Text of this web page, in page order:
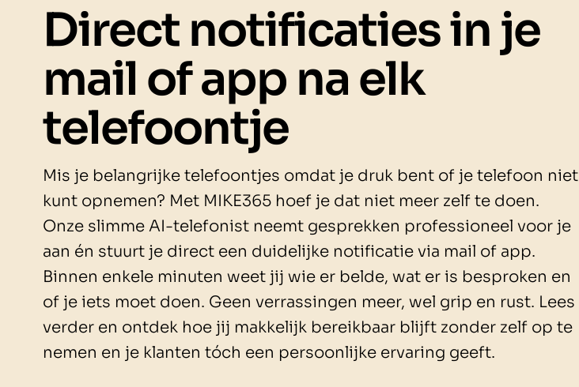
Direct notificaties in je
mail of app na elk
telefoontje
Mis je belangrijke telefoontjes omdat je druk bent of je telefoon niet
kunt opnemen? Met MIKE365 hoef je dat niet meer zelf te doen.
Onze slimme AI-telefonist neemt gesprekken professioneel voor je
aan én stuurt je direct een duidelijke notificatie via mail of app.
Binnen enkele minuten weet jij wie er belde, wat er is besproken en
of je iets moet doen. Geen verrassingen meer, wel grip en rust. Lees
verder en ontdek hoe jij makkelijk bereikbaar blijft zonder zelf op te
nemen en je klanten tóch een persoonlijke ervaring geeft.